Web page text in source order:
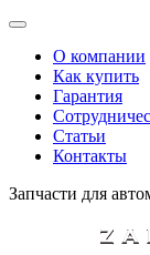
О компании
Как купить
Гарантия
Статьи
Контакты
Запчасти для